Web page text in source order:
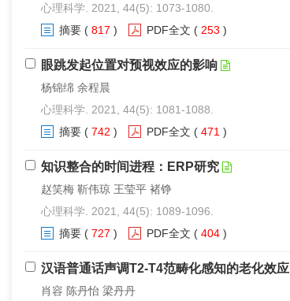
心理科学. 2021, 44(5): 1073-1080.
摘要 ( 817 ) PDF全文 ( 253 )
眼跳发起位置对预视效应的影响
杨锦绵 余程晨
心理科学. 2021, 44(5): 1081-1088.
摘要 ( 742 ) PDF全文 ( 471 )
知识整合的时间进程：ERP研究
赵笑梅 靳伟琼 王莹平 褚铮
心理科学. 2021, 44(5): 1089-1096.
摘要 ( 727 ) PDF全文 ( 404 )
汉语普通话声调T2-T4范畴化感知的老化效应
肖容 陈丹怡 梁丹丹